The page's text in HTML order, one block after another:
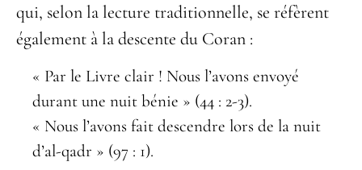
qui, selon la lecture traditionnelle, se réfèrent
également à la descente du Coran :
« Par le Livre clair ! Nous l’avons envoyé
durant une nuit bénie » (44 : 2-3).
« Nous l’avons fait descendre lors de la nuit
d’al-qadr » (97 : 1).